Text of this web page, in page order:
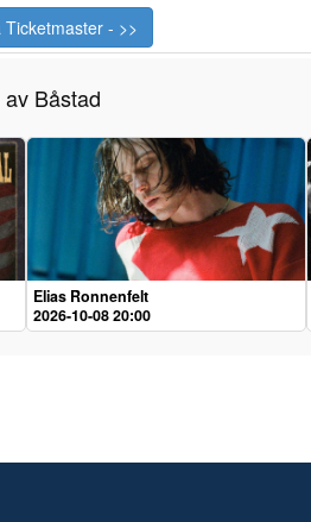
- >>
Båstad
Elias Ronnenfelt
2026-10-08 20:00